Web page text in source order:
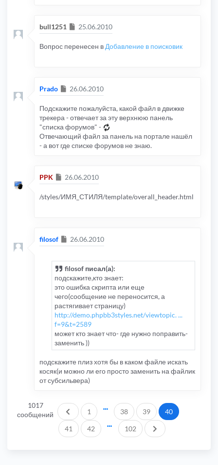
bull1251 Сообщение
25.06.2010
Вопрос перенесен в Добавление в поисковик
Prado Сообщение
26.06.2010
Подскажите пожалуйста, какой файл в движке
трекера - отвечает за эту верхнюю панель
"списка форумов" -
Отвечающий файл за панель на портале нашёл
- а вот где списке форумов не знаю.
PPK Сообщение
26.06.2010
/styles/ИМЯ_СТИЛЯ/template/overall_header.html
filosof Сообщение
26.06.2010
filosof писал(а):
подскажите,кто знает:
это ошибка скрипта или еще
чего(сообщение не переносится, а
растягивает страницу)
http://demo.phpbb3styles.net/viewtopic. ...
f=9&t=2589
может кто знает что- где нужно поправить-
заменить ))
подскажите плиз хотя бы в каком файле искать
косяк(и можно ли его просто заменить на файлик
от субсильвера)
1017
сообщений
Пред.1 38 39 40
41 42 102 След.